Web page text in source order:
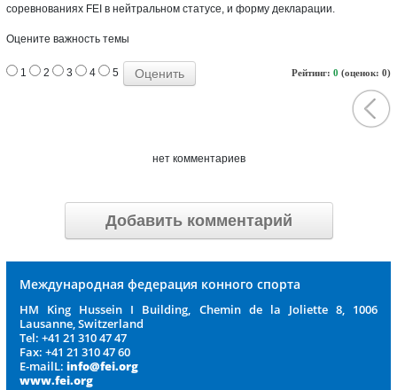
соревнованиях FEI в нейтральном статусе, и форму декларации.
Оцените важность темы
Рейтинг: 0 (оценок: 0)
1 2 3 4 5
нет комментариев
Добавить комментарий
Международная федерация конного спорта
HM King Hussein I Building, Chemin de la Joliette 8, 1006
Lausanne, Switzerland
Tel: +41 21 310 47 47
Fax: +41 21 310 47 60
E-mailL: info@fei.org
www.fei.org